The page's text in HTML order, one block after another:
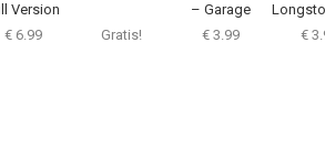
Version
€ 6.99
Gratis!
– Garage
€ 3.99
€